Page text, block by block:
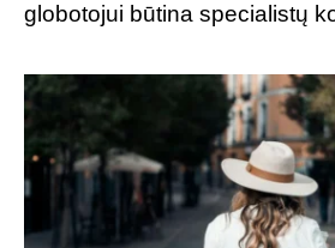
globotojui būtina specialistų